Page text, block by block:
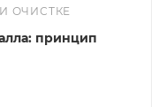
ОЧИСТКЕ
принцип